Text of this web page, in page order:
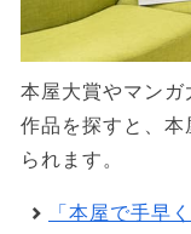
本屋大賞やマン
作品を探すと、
られます。
「本屋で手早